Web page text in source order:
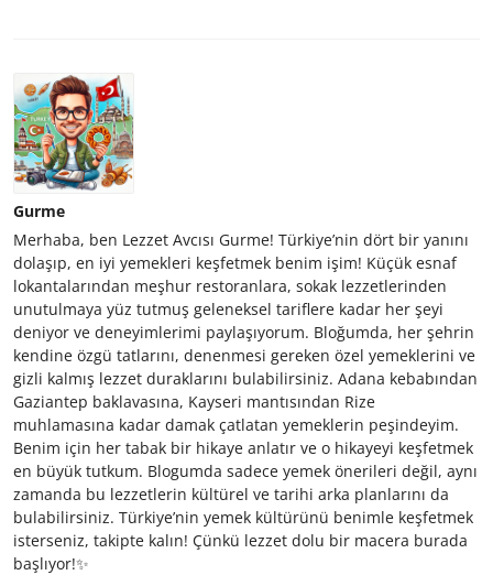
Gurme
Merhaba, ben Lezzet Avcısı Gurme! Türkiye’nin dört bir yanını
dolaşıp, en iyi yemekleri keşfetmek benim işim! Küçük esnaf
lokantalarından meşhur restoranlara, sokak lezzetlerinden
unutulmaya yüz tutmuş geleneksel tariflere kadar her şeyi
deniyor ve deneyimlerimi paylaşıyorum. Bloğumda, her şehrin
kendine özgü tatlarını, denenmesi gereken özel yemeklerini ve
gizli kalmış lezzet duraklarını bulabilirsiniz. Adana kebabından
Gaziantep baklavasına, Kayseri mantısından Rize
muhlamasına kadar damak çatlatan yemeklerin peşindeyim.
Benim için her tabak bir hikaye anlatır ve o hikayeyi keşfetmek
en büyük tutkum. Blogumda sadece yemek önerileri değil, aynı
zamanda bu lezzetlerin kültürel ve tarihi arka planlarını da
bulabilirsiniz. Türkiye’nin yemek kültürünü benimle keşfetmek
isterseniz, takipte kalın! Çünkü lezzet dolu bir macera burada
başlıyor!✨